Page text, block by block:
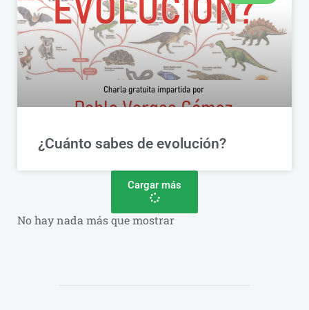
¿Cuánto sabes de evolución?
Cargar más
No hay nada más que mostrar